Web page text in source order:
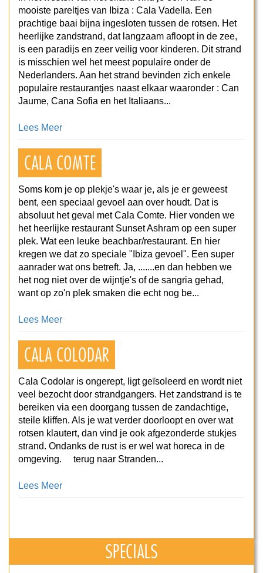
mooiste pareltjes van Ibiza : Cala Vadella. Een
prachtige baai bijna ingesloten tussen de rotsen. Het
heerlijke zandstrand, dat langzaam afloopt in de zee,
is een paradijs en zeer veilig voor kinderen. Dit strand
is misschien wel het meest populaire onder de
Nederlanders. Aan het strand bevinden zich enkele
populaire restaurantjes naast elkaar waaronder : Can
Jaume, Cana Sofia en het Italiaans...
Lees Meer
CALA COMTE
Soms kom je op plekje's waar je, als je er geweest
bent, een speciaal gevoel aan over houdt. Dat is
absoluut het geval met Cala Comte. Hier vonden we
het heerlijke restaurant Sunset Ashram op een super
plek. Wat een leuke beachbar/restaurant. En hier
kregen we dat zo speciale "Ibiza gevoel". Een super
aanrader wat ons betreft. Ja, .......en dan hebben we
het nog niet over de wijntje's of de sangria gehad,
want op zo'n plek smaken die echt nog be...
Lees Meer
CALA COLODAR
Cala Codolar is ongerept, ligt geïsoleerd en wordt niet
veel bezocht door strandgangers. Het zandstrand is te
bereiken via een doorgang tussen de zandachtige,
steile kliffen. Als je wat verder doorloopt en over wat
rotsen klautert, dan vind je ook afgezonderde stukjes
strand. Ondanks de rust is er wel wat horeca in de
omgeving. terug naar Stranden...
Lees Meer
SPECIALS